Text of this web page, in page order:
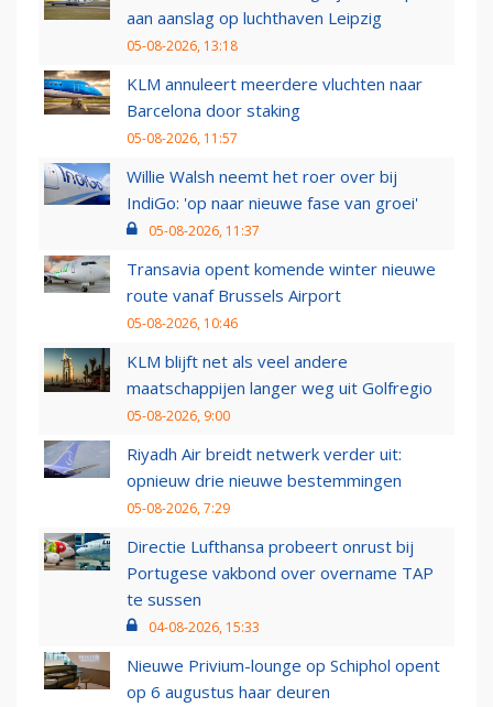
aan aanslag op luchthaven Leipzig
05-08-2026, 13:18
KLM annuleert meerdere vluchten naar
Barcelona door staking
05-08-2026, 11:57
Willie Walsh neemt het roer over bij
IndiGo: 'op naar nieuwe fase van groei'
05-08-2026, 11:37
Transavia opent komende winter nieuwe
route vanaf Brussels Airport
05-08-2026, 10:46
KLM blijft net als veel andere
maatschappijen langer weg uit Golfregio
05-08-2026, 9:00
Riyadh Air breidt netwerk verder uit:
opnieuw drie nieuwe bestemmingen
05-08-2026, 7:29
Directie Lufthansa probeert onrust bij
Portugese vakbond over overname TAP
te sussen
04-08-2026, 15:33
Nieuwe Privium-lounge op Schiphol opent
op 6 augustus haar deuren